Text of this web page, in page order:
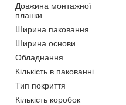
Довжина монтажної
планки
Ширина паковання
Ширина основи
Обладнання
Кількість в пакованні
Тип покриття
Кількість коробок